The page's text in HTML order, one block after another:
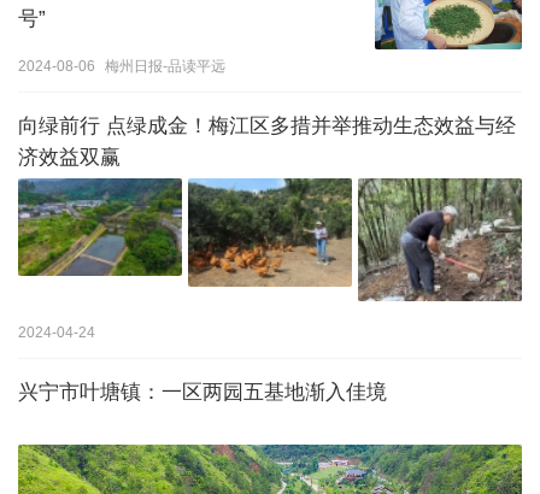
号”
2024-08-06 梅州日报-品读平远
向绿前行 点绿成金！梅江区多措并举推动生态效益与经
济效益双赢
2024-04-24
兴宁市叶塘镇：一区两园五基地渐入佳境